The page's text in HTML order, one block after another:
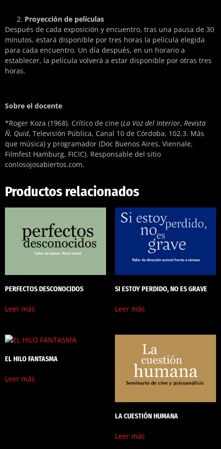
Proyección de películas
Después de cada exposición y encuentro, tras una pausa de 30
minutos, estará disponible por tres horas la película elegida
para cada encuentro. Un día después, en un horario a
establecer, la película volverá a estar disponible por otras tres
horas.
Sobre el docente
*Roger Koza (1968). Crítico de cine (La Voz del Interior, Revista
Ñ, Quid, Televisión Pública, Canal 10 de Córdoba, 102.3. Más
que música) y programador (Doc Buenos Aires, Viennale,
Filmfest Hamburg, FICIC). Responsable del sitio
conlosojosabiertos.com.
Productos relacionados
PERFECTOS DESCONOCIDOS
Leer más
SI ESTOY PERDIDO, NO ES GRAVE
Leer más
EL HILO FANTASMA
Leer más
LA CUESTIÓN HUMANA
Leer más